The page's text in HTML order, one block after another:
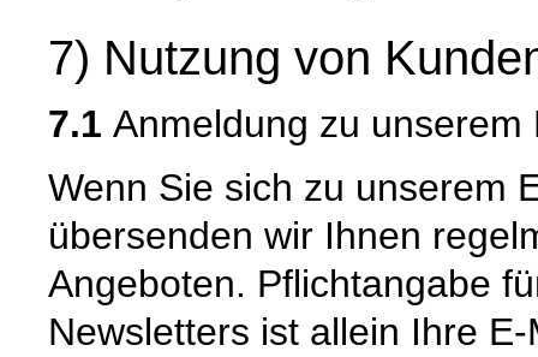
7) Nutzung von
7.1 Anmeldung zu unserem
Wenn Sie sich zu unserem
übersenden wir Ihnen
Angeboten. Pflichtangabe
Newsletters ist allein Ihre